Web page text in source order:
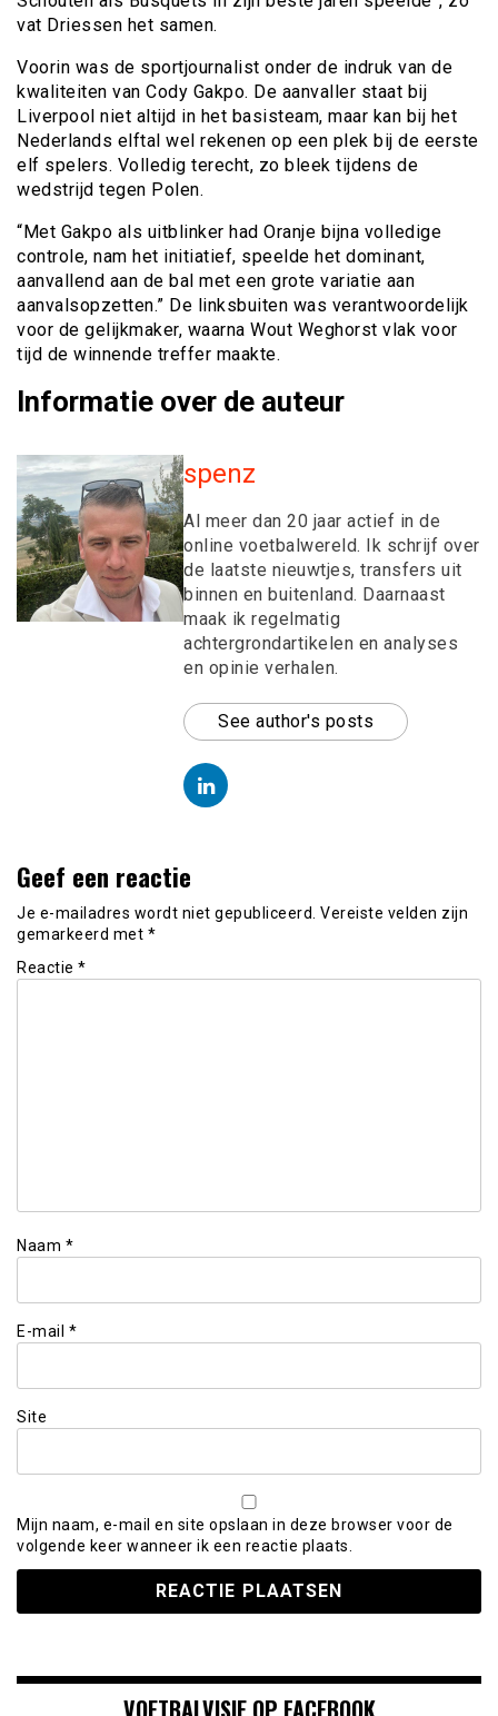
vat Driessen het samen.
Voorin was de sportjournalist onder de indruk van de
kwaliteiten van Cody Gakpo. De aanvaller staat bij
Liverpool niet altijd in het basisteam, maar kan bij het
Nederlands elftal wel rekenen op een plek bij de eerste
elf spelers. Volledig terecht, zo bleek tijdens de
wedstrijd tegen Polen.
“Met Gakpo als uitblinker had Oranje bijna volledige
controle, nam het initiatief, speelde het dominant,
aanvallend aan de bal met een grote variatie aan
aanvalsopzetten.” De linksbuiten was verantwoordelijk
voor de gelijkmaker, waarna Wout Weghorst vlak voor
tijd de winnende treffer maakte.
Informatie over de auteur
spenz
Al meer dan 20 jaar actief in de
online voetbalwereld. Ik schrijf over
de laatste nieuwtjes, transfers uit
binnen en buitenland. Daarnaast
maak ik regelmatig
achtergrondartikelen en analyses
en opinie verhalen.
See author's posts
Geef een reactie
Je e-mailadres wordt niet gepubliceerd. Vereiste velden zijn
gemarkeerd met *
Reactie *
Naam *
E-mail *
Site
Mijn naam, e-mail en site opslaan in deze browser voor de
volgende keer wanneer ik een reactie plaats.